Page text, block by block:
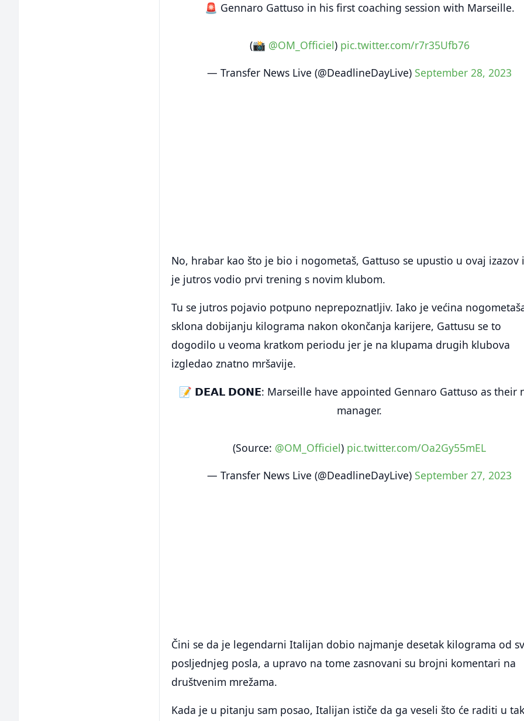
🚨 Gennaro Gattuso in his first coaching session with Marseille.
(📸 @OM_Officiel) pic.twitter.com/r7r35Ufb76
— Transfer News Live (@DeadlineDayLive) September 28, 2023
No, hrabar kao što je bio i nogometaš, Gattuso se upustio u ovaj izazov
je jutros vodio prvi trening s novim klubom.
Tu se jutros pojavio potpuno neprepoznatljiv. Iako je većina
sklona dobijanju kilograma nakon okončanja karijere, Gattusu se to
dogodilo u veoma kratkom periodu jer je na klupama drugih klubova
izgledao znatno mršavije.
📝 𝗗𝗘𝗔𝗟 𝗗𝗢𝗡𝗘: Marseille have appointed Gennaro Gattuso as their
manager.
(Source: @OM_Officiel) pic.twitter.com/Oa2Gy55mEL
— Transfer News Live (@DeadlineDayLive) September 27, 2023
Čini se da je legendarni Italijan dobio najmanje desetak kilograma od
posljednjeg posla, a upravo na tome zasnovani su brojni komentari na
društvenim mrežama.
Kada je u pitanju sam posao, Italijan ističe da ga veseli što će raditi u